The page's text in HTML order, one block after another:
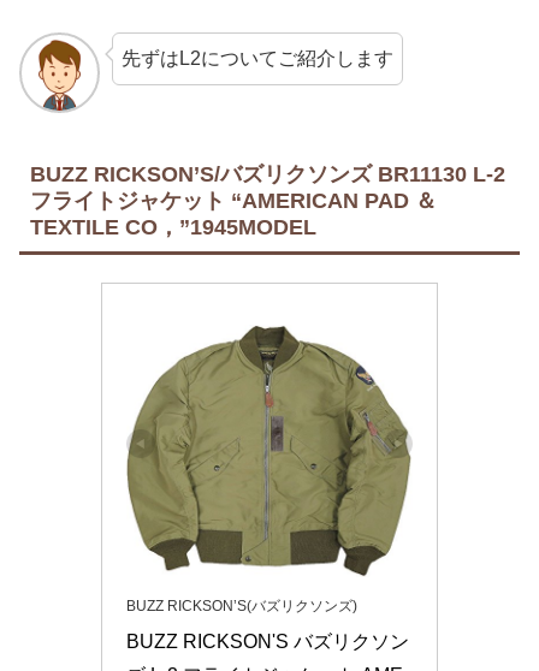
先ずはL2についてご紹介します
BUZZ RICKSON’S/バズリクソンズ BR11130 L-2
フライトジャケット “AMERICAN PAD ＆
TEXTILE CO，”1945MODEL
BUZZ RICKSON’S(バズリクソンズ)
BUZZ RICKSON'S バズリクソン